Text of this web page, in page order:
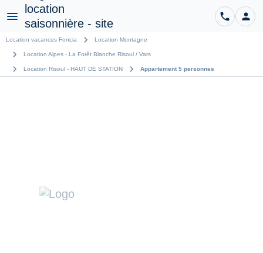
Menu phone person
Location vacances Foncia chevron_right Location Montagne
chevron_right Location Alpes - La Forêt Blanche Risoul / Vars
chevron_right Location Risoul - HAUT DE STATION chevron_right Appartement 5 personnes